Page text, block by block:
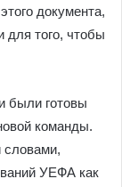
документа,
для того, чтобы
были готовы
команды.
словами,
УЕФА как